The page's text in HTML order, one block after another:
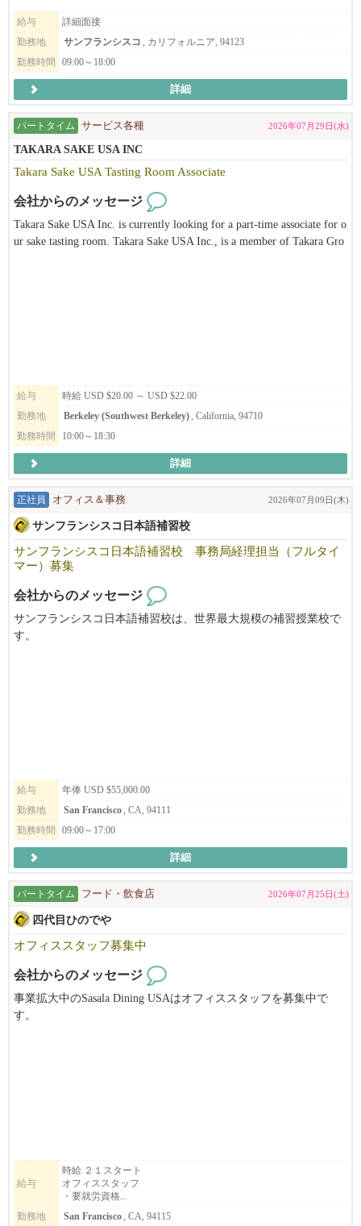
*応募の際は、必ず履歴書の送付を宜しくお願い致します。（日本
語/英語どちらでもOKです）
ご応募いただいた内容を確認のうえ、選考にお進みいただく場合
のみ、5日以内に弊社よりご連絡いたします。
見送らせていただいたものとしてご了承ください。
【赴任までのプロセス】
2.Zoom及び対面での面接 (2~3回）
3.採用決定
給与
詳細面接
勤務地
サンフランシスコ
, カリフォルニア, 94123
勤務時間
09:00～18:00
詳細
パートタイム サービス各種 2026年07月29日(水)
TAKARA SAKE USA INC
Takara Sake USA Tasting Room Associate
会社からのメッセージ
Takara Sake USA Inc. is currently looking for a part-time associate for o
ur sake tasting room. Takara Sake USA Inc., is a member of Takara Gro
ention to detail, organizational skills, time management, physical stamin
a, and problem-solving abilities, with an added interest in or knowledge
給与
時給 USD $20.00 ～ USD $22.00
勤務地
Berkeley (Southwest Berkeley), California, 94710
勤務時間
10:00～18:30
詳細
正社員 オフィス＆事務 2026年07月09日(木)
サンフランシスコ日本語補習校
サンフランシスコ日本語補習校 事務局経理担当（フルタイ
マー）募集
会社からのメッセージ
サンフランシスコ日本語補習校は、世界最大規模の補習授業校で
す。
給与
年俸 USD $55,000.00
勤務地
San Francisco, CA, 94111
勤務時間
09:00～17:00
詳細
パートタイム フード・飲食店 2026年07月25日(土)
四代目ひのでや
オフィススタッフ募集中
会社からのメッセージ
事業拡大中のSasala Dining USAはオフィススタッフを募集中で
す。
を募集していますので、
就労資格をお持ちの方、是非ご応募ください。
あわせて、新店Hinodeya Ramen Berkeley店で働いて頂けるスタッ
フも募集しております（要就労資格）。
給与
時給 ２１スタート
オフィススタッフ
・要就労資格...
勤務地
San Francisco , CA, 94115